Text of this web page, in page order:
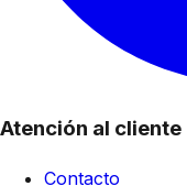
Atención al cliente
Contacto